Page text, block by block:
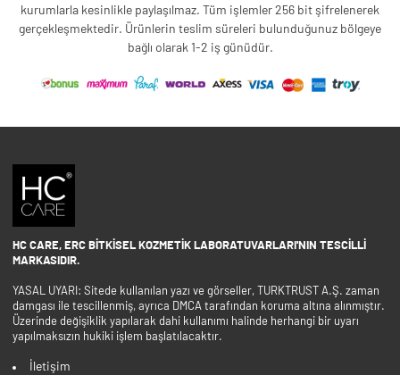
kurumlarla kesinlikle paylaşılmaz. Tüm işlemler 256 bit şifrelenerek
gerçekleşmektedir. Ürünlerin teslim süreleri bulunduğunuz bölgeye
bağlı olarak 1-2 iş günüdür.
HC CARE, ERC BITKISEL KOZMETIK LABORATUVARLARI'NIN TESCILLI
MARKASIDIR.
YASAL UYARI: Sitede kullanılan yazı ve görseller, TURKTRUST A.Ş. zaman
damgası ile tescillenmiş, ayrıca DMCA tarafından koruma altına alınmıştır.
Üzerinde değişiklik yapılarak dahi kullanımı halinde herhangi bir uyarı
yapılmaksızın hukiki işlem başlatılacaktır.
İletişim